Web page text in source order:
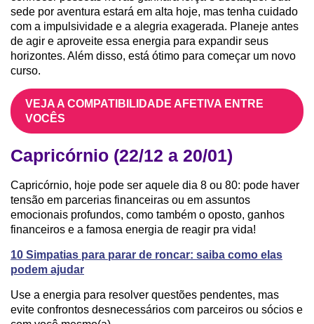
sede por aventura estará em alta hoje, mas tenha cuidado
com a impulsividade e a alegria exagerada. Planeje antes
de agir e aproveite essa energia para expandir seus
horizontes. Além disso, está ótimo para começar um novo
curso.
VEJA A COMPATIBILIDADE AFETIVA ENTRE
VOCÊS
Capricórnio (22/12 a 20/01)
Capricórnio, hoje pode ser aquele dia 8 ou 80: pode haver
tensão em parcerias financeiras ou em assuntos
emocionais profundos, como também o oposto, ganhos
financeiros e a famosa energia de reagir pra vida!
10 Simpatias para parar de roncar: saiba como elas
podem ajudar
Use a energia para resolver questões pendentes, mas
evite confrontos desnecessários com parceiros ou sócios e